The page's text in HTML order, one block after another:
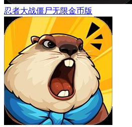
忍者大战僵尸无限金币版